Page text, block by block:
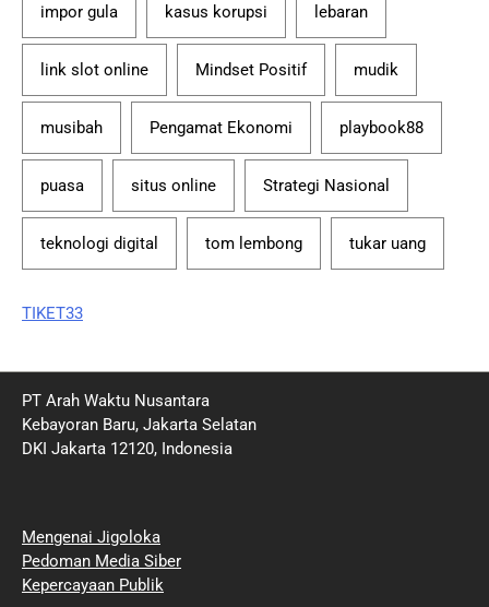
impor gula kasus korupsi lebaran
link slot online Mindset Positif mudik
musibah Pengamat Ekonomi playbook88
puasa situs online Strategi Nasional
teknologi digital tom lembong tukar uang
TIKET33
PT Arah Waktu Nusantara
Kebayoran Baru, Jakarta Selatan
DKI Jakarta 12120, Indonesia
Mengenai Jigoloka
Pedoman Media Siber
Kepercayaan Publik